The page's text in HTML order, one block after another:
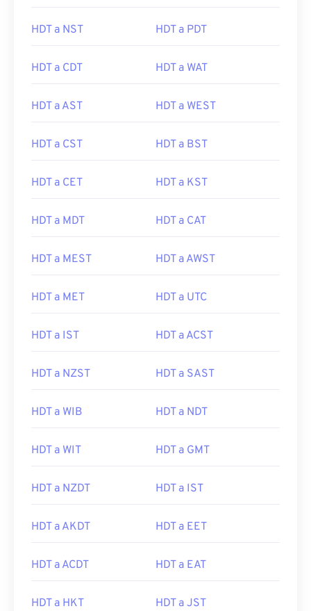
HDT a NST HDT a PDT
HDT a CDT HDT a WAT
HDT a AST HDT a WEST
HDT a CST HDT a BST
HDT a CET HDT a KST
HDT a MDT HDT a CAT
HDT a MEST HDT a AWST
HDT a MET HDT a UTC
HDT a IST HDT a ACST
HDT a NZST HDT a SAST
HDT a WIB HDT a NDT
HDT a WIT HDT a GMT
HDT a NZDT HDT a IST
HDT a AKDT HDT a EET
HDT a ACDT HDT a EAT
HDT a HKT HDT a JST